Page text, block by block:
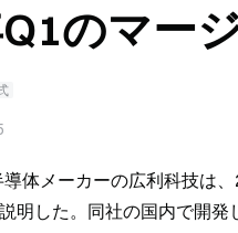
のマー
体メーカーの広利科技は
明した。同社の国内で開